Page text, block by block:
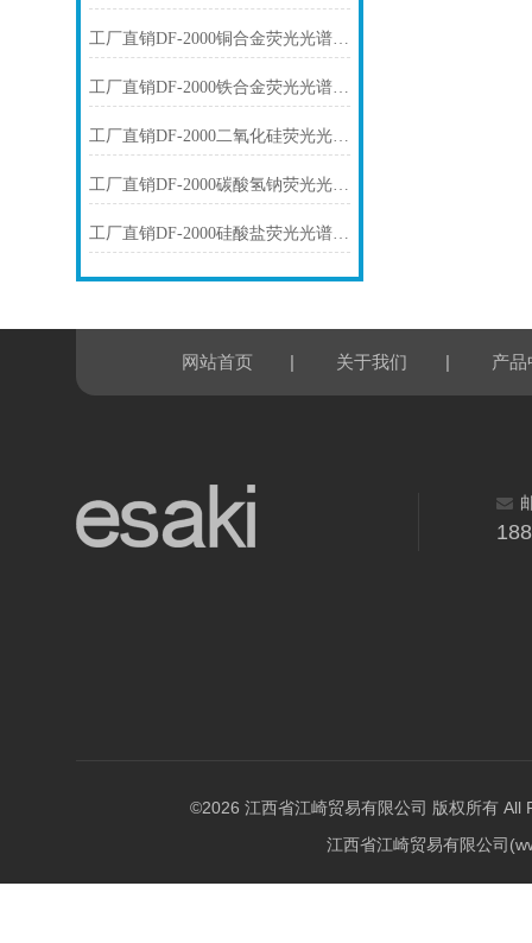
工厂直销DF-2000铜合金荧光光谱仪技术参数
工厂直销DF-2000铁合金荧光光谱仪技术参数
工厂直销DF-2000二氧化硅荧光光谱仪技术参数
工厂直销DF-2000碳酸氢钠荧光光谱仪技术参数
工厂直销DF-2000硅酸盐荧光光谱仪技术参数
网站首页 | 关于我们 | 产品
©2026 江西省江崎贸易有限公司 版权所有 All
江西省江崎贸易有限公司